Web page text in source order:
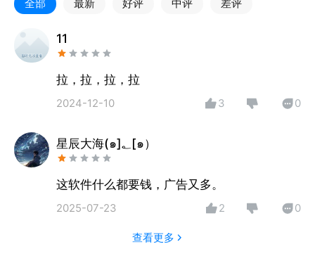
提高英语综合运用能力。
【课外拓展】内置关于留学的相关知识，教你更好的学
习雅思。
全部 最新 好评 中评 差评
11
拉，拉，拉，拉
2024-12-10 3 0
星辰大海(๑]؂[๑）
这软件什么都要钱，广告又多。
2025-07-23 2 0
查看更多